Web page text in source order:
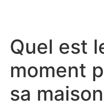
Quel est
moment
sa